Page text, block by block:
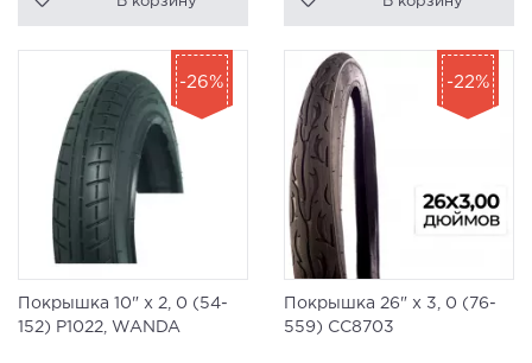
Покрышка 10" x 2, 0 (54-
152) Р1022, WANDA
-26%
Покрышка 26" x 3, 0 (76-
559) CC8703
-22%